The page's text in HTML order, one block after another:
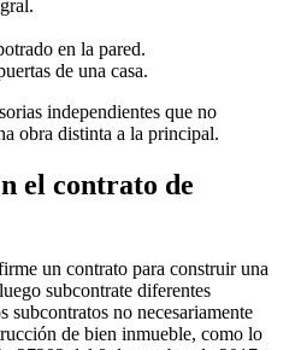
en la pared.
de una casa.
independientes que no
obra distinta a la principal.
el contrato de
un contrato para construir una
subcontrate diferentes
subcontratos no necesariamente
de bien inmueble, como lo